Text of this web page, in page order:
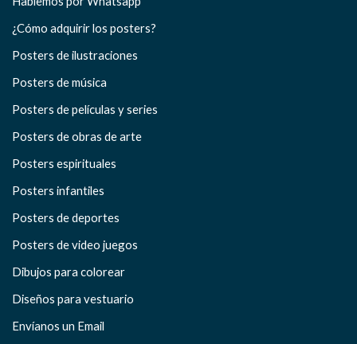
¿Cómo adquirir los posters?
Posters de ilustraciones
Posters de música
Posters de películas y series
Posters de obras de arte
Posters espirituales
Posters infantiles
Posters de deportes
Posters de video juegos
Dibujos para colorear
Diseños para vestuario
Envíanos un Email